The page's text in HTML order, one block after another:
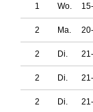
1 Wo.
2 Ma.
2 Di.
2 Di.
2 Di.